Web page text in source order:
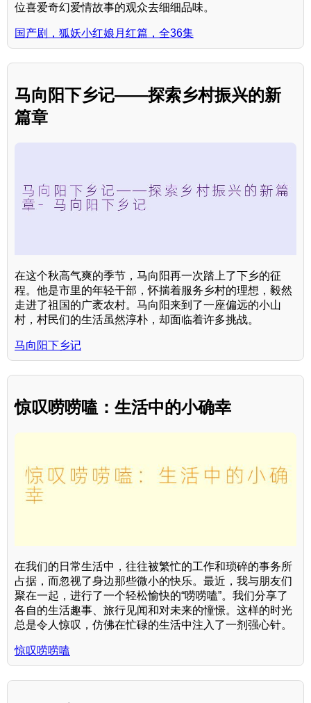
位喜爱奇幻爱情故事的观众去细细品味。
国产剧，狐妖小红娘月红篇，全36集
马向阳下乡记——探索乡村振兴的新
篇章
在这个秋高气爽的季节，马向阳再一次踏上了下乡的征
程。他是市里的年轻干部，怀揣着服务乡村的理想，毅然
走进了祖国的广袤农村。马向阳来到了一座偏远的小山
村，村民们的生活虽然淳朴，却面临着许多挑战。
马向阳下乡记
惊叹唠唠嗑：生活中的小确幸
在我们的日常生活中，往往被繁忙的工作和琐碎的事务所
占据，而忽视了身边那些微小的快乐。最近，我与朋友们
聚在一起，进行了一个轻松愉快的“唠唠嗑”。我们分享了
各自的生活趣事、旅行见闻和对未来的憧憬。这样的时光
总是令人惊叹，仿佛在忙碌的生活中注入了一剂强心针。
惊叹唠唠嗑